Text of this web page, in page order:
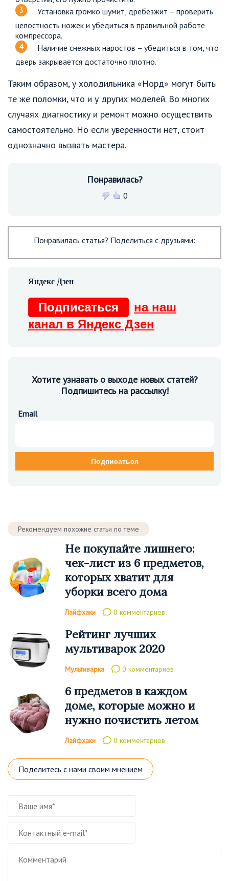
Установка громко шумит, дребезжит – проверить
целостность ножек и убедиться в правильной работе
компрессора.
Наличие снежных наростов – убедиться в том, что
дверь закрывается достаточно плотно.
Таким образом, у холодильника «Норд» могут быть
те же поломки, что и у других моделей. Во многих
случаях диагностику и ремонт можно осуществить
самостоятельно. Но если уверенности нет, стоит
однозначно вызвать мастера.
Понравилась?
0
Понравилась статья? Поделиться с друзьями:
Подписаться
на наш
канал в Яндекс Дзен
Хотите узнавать о выходе новых статей?
Подпишитесь на рассылку!
Email
Рекомендуем похожие статьи по теме
Не покупайте лишнего:
чек-лист из 6 предметов,
которых хватит для
уборки всего дома
Лайфхаки 0 комментариев
Рейтинг лучших
мультиварок 2020
Мультиварка 0 комментариев
6 предметов в каждом
доме, которые можно и
нужно почистить летом
Лайфхаки 0 комментариев
Поделитесь с нами своим мнением